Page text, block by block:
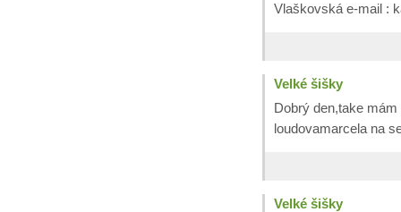
Vlaškovská e-mail :
Velké šišky
Dobrý den,take
loudovamarcela na
Velké šišky